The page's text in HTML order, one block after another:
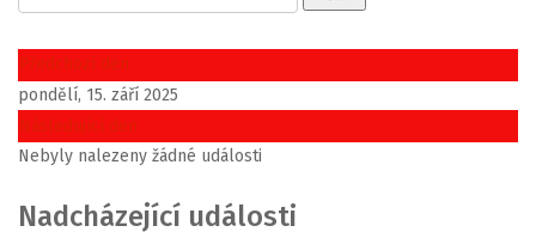
Předchozí den
pondělí, 15. září 2025
Následující den
Nebyly nalezeny žádné události
Nadcházející události